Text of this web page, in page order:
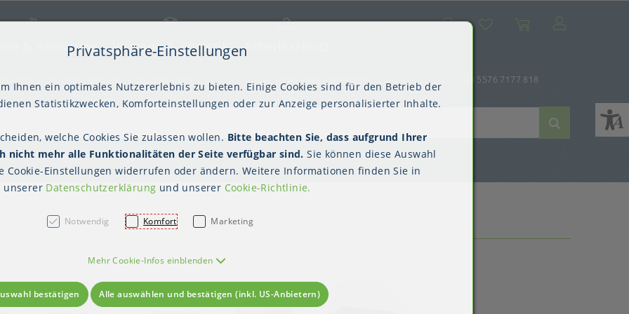
Tisch Gastroverpackungen Küchenbedarf Hygiene & Reinigung
& Reinigung
(PSA) Hygienepapiere Waschraumhygiene Kimberly-Clark™
Versand & Logistik
Palettensicherung Polstern & Kennzeichnen Versandverpackungen
Arbeitsschutz
Einweghauben Mundschutz Schutzkleidung Überschuhe
SucheWunschliste
+43 5576 7177 818
Schalen
Privatsphäre-Einstellungen
Ihnen ein optimales Nutzererlebnis zu bieten. Einige Cookies sind für den Betrieb der
Statistikzwecken, Komforteinstellungen oder zur Anzeige personalisierter Inhalte.
welche Cookies Sie zulassen wollen. Bitte beachten Sie, dass aufgrund Ihrer
nicht mehr alle Funktionalitäten der Seite verfügbar sind. Sie können diese Auswahl
Cookie-Einstellungen widerrufen oder ändern. Weitere Informationen finden Sie in
unserer Datenschutzerklärung und unserer Cookie-Richtlinie.
Notwendig Komfort Marketing
Mehr Cookie-Infos einblenden
bestätigen Alle auswählen und bestätigen (inkl. US-Anbietern)